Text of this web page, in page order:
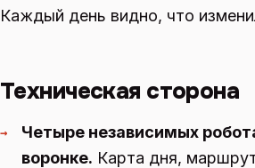
Каждый день видно, что
Техническая сторона
→
Четыре независимых
воронке. Карта дня,